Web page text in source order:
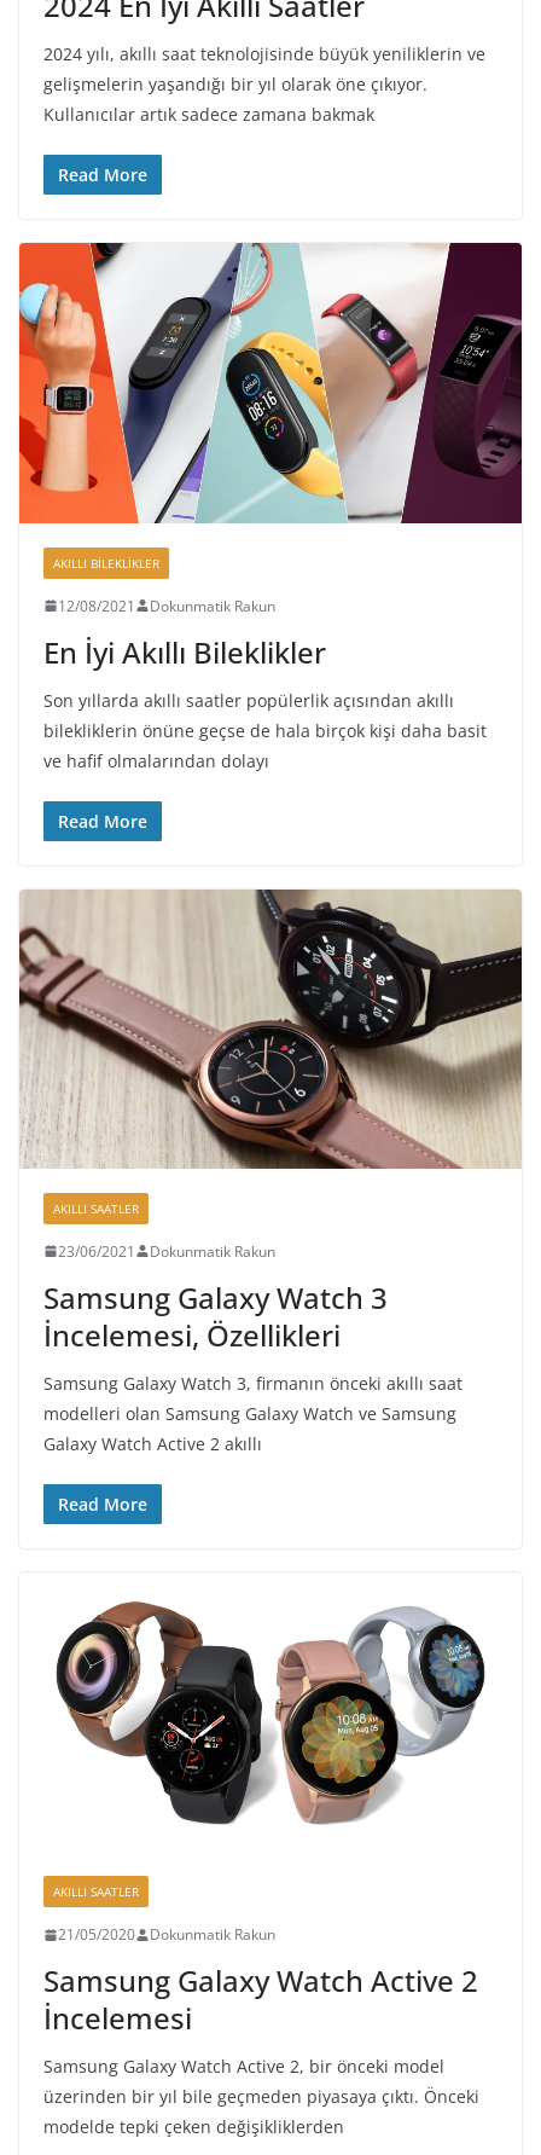
2024 yılı, akıllı saat teknolojisinde büyük yeniliklerin ve
gelişmelerin yaşandığı bir yıl olarak öne çıkıyor.
Kullanıcılar artık sadece zamana bakmak
Read More
AKILLI BILEKLIKLER
12/08/2021 Dokunmatik Rakun
En İyi Akıllı Bileklikler
Son yıllarda akıllı saatler popülerlik açısından akıllı
bilekliklerin önüne geçse de hala birçok kişi daha basit
ve hafif olmalarından dolayı
Read More
AKILLI SAATLER
23/06/2021 Dokunmatik Rakun
Samsung Galaxy Watch 3
İncelemesi, Özellikleri
Samsung Galaxy Watch 3, firmanın önceki akıllı saat
modelleri olan Samsung Galaxy Watch ve Samsung
Galaxy Watch Active 2 akıllı
Read More
AKILLI SAATLER
21/05/2020 Dokunmatik Rakun
Samsung Galaxy Watch Active 2
İncelemesi
Samsung Galaxy Watch Active 2, bir önceki model
üzerinden bir yıl bile geçmeden piyasaya çıktı. Önceki
modelde tepki çeken değişikliklerden